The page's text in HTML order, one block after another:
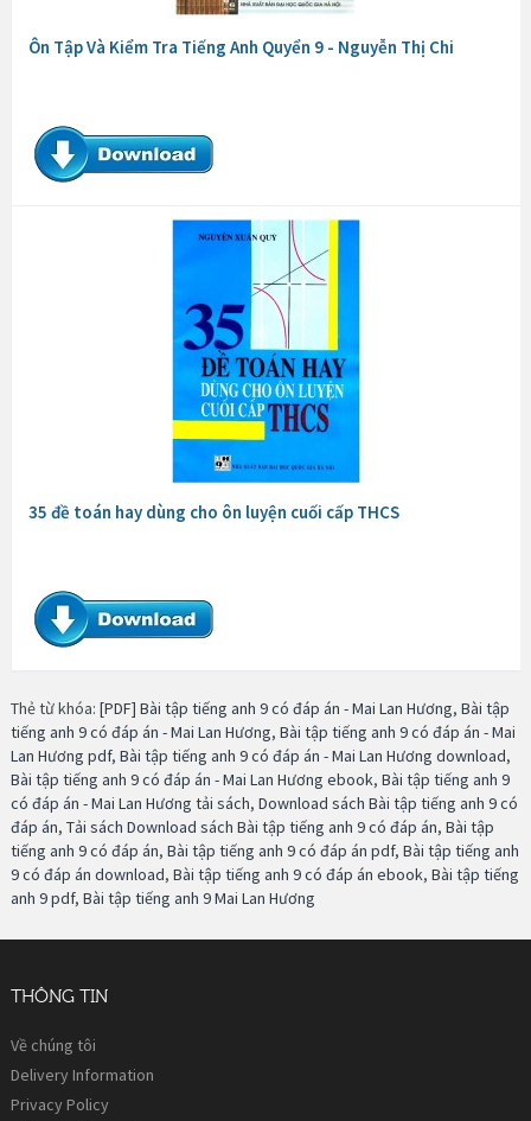
Ôn Tập Và Kiểm Tra Tiếng Anh Quyển 9 - Nguyễn Thị Chi
35 đề toán hay dùng cho ôn luyện cuối cấp THCS
Thẻ từ khóa: [PDF] Bài tập tiếng anh 9 có đáp án - Mai Lan Hương, Bài tập
tiếng anh 9 có đáp án - Mai Lan Hương, Bài tập tiếng anh 9 có đáp án - Mai
Lan Hương pdf, Bài tập tiếng anh 9 có đáp án - Mai Lan Hương download,
Bài tập tiếng anh 9 có đáp án - Mai Lan Hương ebook, Bài tập tiếng anh 9
có đáp án - Mai Lan Hương tải sách, Download sách Bài tập tiếng anh 9 có
đáp án, Tải sách Download sách Bài tập tiếng anh 9 có đáp án, Bài tập
tiếng anh 9 có đáp án, Bài tập tiếng anh 9 có đáp án pdf, Bài tập tiếng anh
9 có đáp án download, Bài tập tiếng anh 9 có đáp án ebook, Bài tập tiếng
anh 9 pdf, Bài tập tiếng anh 9 Mai Lan Hương
THÔNG TIN
Về chúng tôi
Delivery Information
Privacy Policy